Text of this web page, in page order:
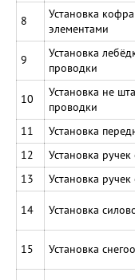
8
Установка
элементами
9
Установка
проводки
10
Установка не
проводки
11 Установка
12
Установка
13
Установка
14 Установка
15 Установка